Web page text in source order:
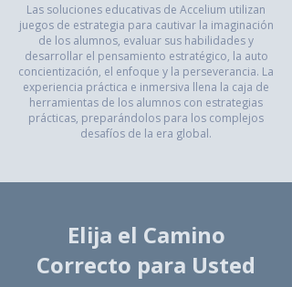
Las soluciones educativas de Accelium utilizan
juegos de estrategia para cautivar la imaginación
de los alumnos, evaluar sus habilidades y
desarrollar el pensamiento estratégico, la auto
concientización, el enfoque y la perseverancia. La
experiencia práctica e inmersiva llena la caja de
herramientas de los alumnos con estrategias
prácticas, preparándolos para los complejos
desafíos de la era global.
Elija el Camino
Correcto para Usted